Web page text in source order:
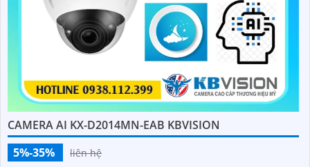
CAMERA AI KX-D2014MN-EAB KBVISION
5%-35%
liên hệ